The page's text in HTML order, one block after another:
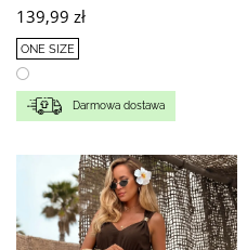
139,99 zł
ONE SIZE
Darmowa dostawa